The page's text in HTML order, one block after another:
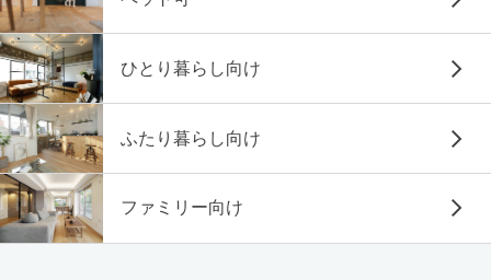
ひとり暮らし向け
ふたり暮らし向け
ファミリー向け